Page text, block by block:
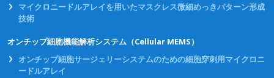
マイクロニードルアレイを用いたマスクレス微細めっきパターン形成
技術
オンチップ細胞機能解析システム（Cellular MEMS）
オンチップ細胞サージェリーシステムのための細胞穿刺用マイクロニ
ードルアレイ